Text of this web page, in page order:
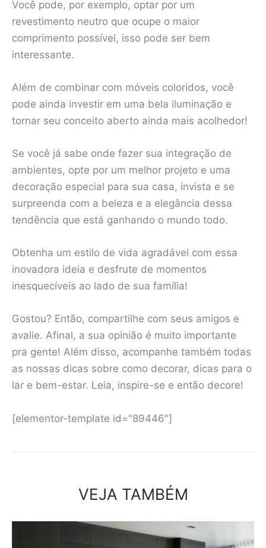
Você pode, por exemplo, optar por um
revestimento neutro que ocupe o maior
comprimento possível, isso pode ser bem
interessante.
Além de combinar com móveis coloridos, você
pode ainda investir em uma bela iluminação e
tornar seu conceito aberto ainda mais acolhedor!
Se você já sabe onde fazer sua integração de
ambientes, opte por um melhor projeto e uma
decoração especial para sua casa, invista e se
surpreenda com a beleza e a elegância dessa
tendência que está ganhando o mundo todo.
Obtenha um estilo de vida agradável com essa
inovadora ideia e desfrute de momentos
inesquecíveis ao lado de sua família!
Gostou? Então, compartilhe com seus amigos e
avalie. Afinal, a sua opinião é muito importante
pra gente! Além disso, acompanhe também todas
as nossas dicas sobre como decorar, dicas para o
lar e bem-estar. Leia, inspire-se e então decore!
[elementor-template id="89446"]
VEJA TAMBÉM